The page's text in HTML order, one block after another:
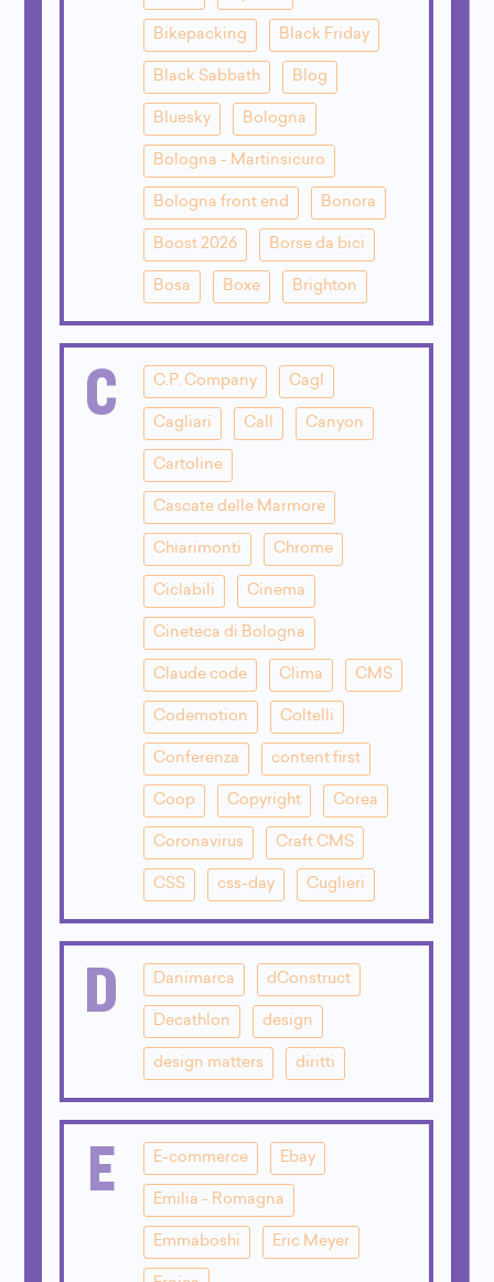
Bikepacking Black Friday
Black Sabbath Blog
Bluesky Bologna
Bologna - Martinsicuro
Bologna front end Bonora
Boost 2026 Borse da bici
Bosa Boxe Brighton
C C.P. Company Cagl
Cagliari Call Canyon
Cartoline
Cascate delle Marmore
Chiarimonti Chrome
Ciclabili Cinema
Cineteca di Bologna
Claude code Clima CMS
Codemotion Coltelli
Conferenza content first
Coop Copyright Corea
Coronavirus Craft CMS
CSS css-day Cuglieri
D Danimarca dConstruct
Decathlon design
design matters diritti
E E-commerce Ebay
Emilia - Romagna
Emmaboshi Eric Meyer